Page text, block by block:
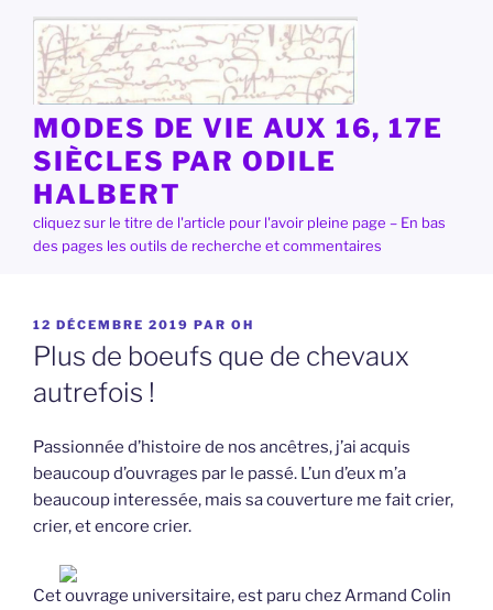
contenu
principal
MODES DE VIE AUX 16, 17E
SIÈCLES PAR ODILE
HALBERT
cliquez sur le titre de l'article pour l'avoir pleine page – En bas
des pages les outils de recherche et commentaires
PUBLIÉ
LE
12 DÉCEMBRE 2019 PAR OH
Plus de boeufs que de chevaux
autrefois !
Passionnée d’histoire de nos ancêtres, j’ai acquis
beaucoup d’ouvrages par le passé. L’un d’eux m’a
beaucoup interessée, mais sa couverture me fait crier,
crier, et encore crier.
Cet ouvrage universitaire, est paru chez Armand Colin